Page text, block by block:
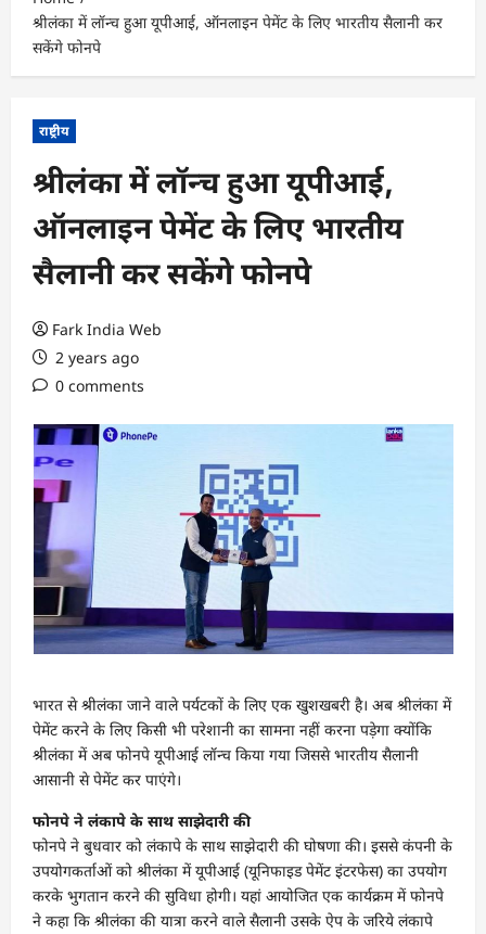
श्रीलंका में लॉन्च हुआ यूपीआई, ऑनलाइन पेमेंट के लिए भारतीय सैलानी कर
सकेंगे फोनपे
राष्ट्रीय
श्रीलंका में लॉन्च हुआ यूपीआई,
ऑनलाइन पेमेंट के लिए भारतीय
सैलानी कर सकेंगे फोनपे
Fark India Web
2 years ago
0 comments
भारत से श्रीलंका जाने वाले पर्यटकों के लिए एक खुशखबरी है। अब श्रीलंका में
पेमेंट करने के लिए किसी भी परेशानी का सामना नहीं करना पड़ेगा क्योंकि
श्रीलंका में अब फोनपे यूपीआई लॉन्च किया गया जिससे भारतीय सैलानी
आसानी से पेमेंट कर पाएंगे।
फोनपे ने लंकापे के साथ साझेदारी की
फोनपे ने बुधवार को लंकापे के साथ साझेदारी की घोषणा की। इससे कंपनी के
उपयोगकर्ताओं को श्रीलंका में यूपीआई (यूनिफाइड पेमेंट इंटरफेस) का उपयोग
करके भुगतान करने की सुविधा होगी। यहां आयोजित एक कार्यक्रम में फोनपे
ने कहा कि श्रीलंका की यात्रा करने वाले सैलानी उसके ऐप के जरिये लंकापे